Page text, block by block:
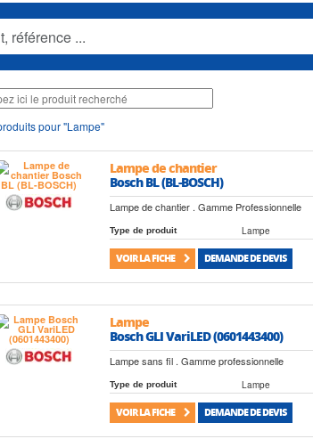
pour "Lampe"
Lampe de chantier
Bosch BL (BL-BOSCH)
Lampe de chantier . Gamme Professionnelle
Type de produit Lampe
VOIR LA FICHE DEMANDE DE DEVIS
Lampe
Bosch GLI VariLED (0601443400)
Lampe sans fil . Gamme professionnelle
Type de produit Lampe
VOIR LA FICHE DEMANDE DE DEVIS